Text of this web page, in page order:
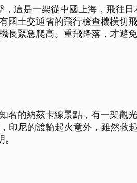
這是一架從中國上海，飛往日
國土交通省的飛行檢查機橫切飛
長緊急爬高、重飛降落，才避免
名的納茲卡線景點，有一架觀
印尼的渡輪起火意外，雖然救起